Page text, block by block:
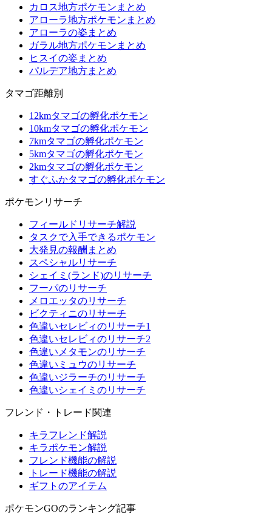
カロス地方ポケモンまとめ
アローラ地方ポケモンまとめ
アローラの姿まとめ
ガラル地方ポケモンまとめ
ヒスイの姿まとめ
パルデア地方まとめ
タマゴ距離別
12kmタマゴの孵化ポケモン
10kmタマゴの孵化ポケモン
7kmタマゴの孵化ポケモン
5kmタマゴの孵化ポケモン
2kmタマゴの孵化ポケモン
すぐふかタマゴの孵化ポケモン
ポケモンリサーチ
フィールドリサーチ解説
タスクで入手できるポケモン
大発見の報酬まとめ
スペシャルリサーチ
シェイミ(ランド)のリサーチ
フーパのリサーチ
メロエッタのリサーチ
ビクティニのリサーチ
色違いセレビィのリサーチ1
色違いセレビィのリサーチ2
色違いメタモンのリサーチ
色違いミュウのリサーチ
色違いジラーチのリサーチ
色違いシェイミのリサーチ
フレンド・トレード関連
キラフレンド解説
キラポケモン解説
フレンド機能の解説
トレード機能の解説
ギフトのアイテム
ポケモンGOのランキング記事